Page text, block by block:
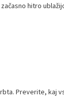
hitro
Preverite, kaj